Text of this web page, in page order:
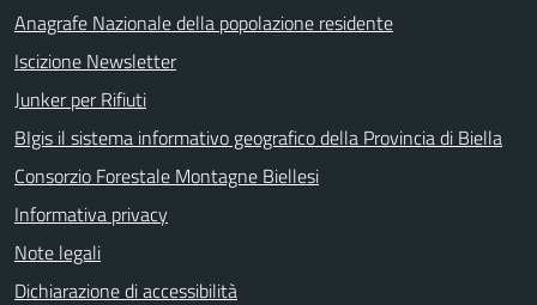
Anagrafe Nazionale della popolazione residente
Iscizione Newsletter
Junker per Rifiuti
BIgis il sistema informativo geografico della Provincia di Biella
Consorzio Forestale Montagne Biellesi
Informativa privacy
Note legali
Dichiarazione di accessibilità